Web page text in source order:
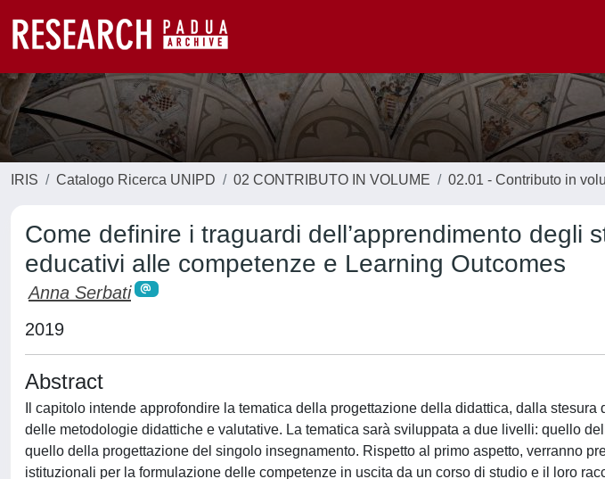
IRIS Catalogo Ricerca UNIPD 02 CONTRIBUTO IN VOLUME 02.01 - Contributo in
Come definire i traguardi dell’apprendimento degli
educativi alle competenze e Learning Outcomes
Anna Serbati
2019
Abstract
Il capitolo intende approfondire la tematica della progettazione della didattica, dalla
delle metodologie didattiche e valutative. La tematica sarà sviluppata a due livelli: quello
quello della progettazione del singolo insegnamento. Rispetto al primo aspetto, verranno
istituzionali per la formulazione delle competenze in uscita da un corso di studio e il loro